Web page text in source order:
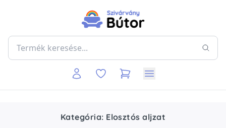
Kategória: Elosztós aljzat